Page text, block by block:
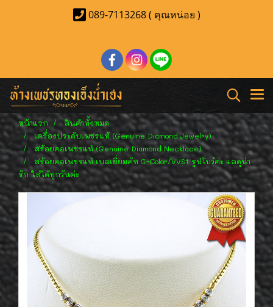
089-7113268 ( คุณหน่อย )
หน้าแรก
สินค้าทั้งหมด
เครื่องประดับเพชรแท้ (Genuine Diamond Jewelry)
สร้อยคอเพชรแท้ (Genuine Diamond Necklace)
สร้อยคอเพชรแท้ เบลเยี่ยมคัท G-Color/VVS1 รูปโบว์ค่ะ แลดูน่า
รัก ใส่ได้ทุกวันค่ะ